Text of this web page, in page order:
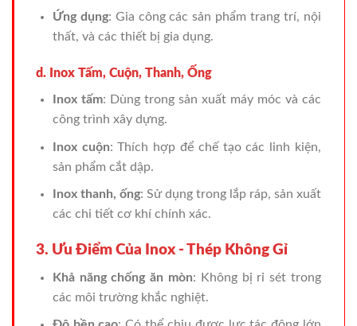
Ứng dụng: Gia công các sản phẩm trang trí, nội
thất, và các thiết bị gia dụng.
d. Inox Tấm, Cuộn, Thanh, Ống
Inox tấm: Dùng trong sản xuất máy móc và các
công trình xây dựng.
Inox cuộn: Thích hợp để chế tạo các linh kiện,
sản phẩm cắt dập.
Inox thanh, ống: Sử dụng trong lắp ráp, sản xuất
các chi tiết cơ khí chính xác.
3. Ưu Điểm Của Inox - Thép Không Gỉ
Khả năng chống ăn mòn: Không bị rỉ sét trong
các môi trường khắc nghiệt.